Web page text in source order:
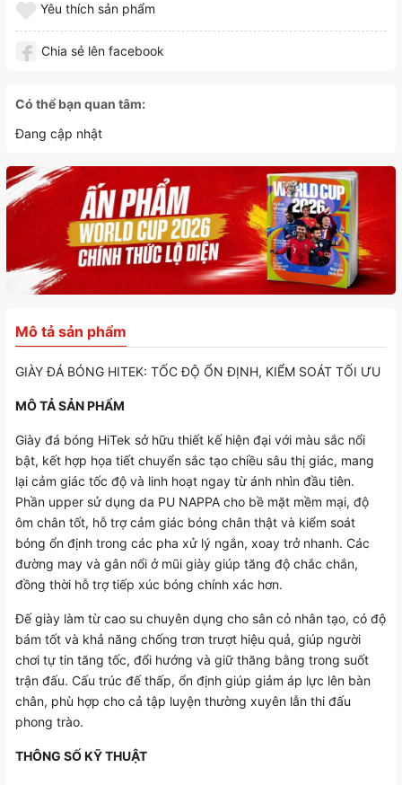
Yêu thích sản phẩm
Chia sẻ lên facebook
Có thể bạn quan tâm:
Đang cập nhật
Mô tả sản phẩm
GIÀY ĐÁ BÓNG HITEK: TỐC ĐỘ ỔN ĐỊNH, KIỂM SOÁT TỐI ƯU
MÔ TẢ SẢN PHẨM
Giày đá bóng HiTek sở hữu thiết kế hiện đại với màu sắc nổi
bật, kết hợp họa tiết chuyển sắc tạo chiều sâu thị giác, mang
lại cảm giác tốc độ và linh hoạt ngay từ ánh nhìn đầu tiên.
Phần upper sử dụng da PU NAPPA cho bề mặt mềm mại, độ
ôm chân tốt, hỗ trợ cảm giác bóng chân thật và kiểm soát
bóng ổn định trong các pha xử lý ngắn, xoay trở nhanh. Các
đường may và gân nổi ở mũi giày giúp tăng độ chắc chắn,
đồng thời hỗ trợ tiếp xúc bóng chính xác hơn.
Đế giày làm từ cao su chuyên dụng cho sân cỏ nhân tạo, có độ
bám tốt và khả năng chống trơn trượt hiệu quả, giúp người
chơi tự tin tăng tốc, đổi hướng và giữ thăng bằng trong suốt
trận đấu. Cấu trúc đế thấp, ổn định giúp giảm áp lực lên bàn
chân, phù hợp cho cả tập luyện thường xuyên lẫn thi đấu
phong trào.
THÔNG SỐ KỸ THUẬT